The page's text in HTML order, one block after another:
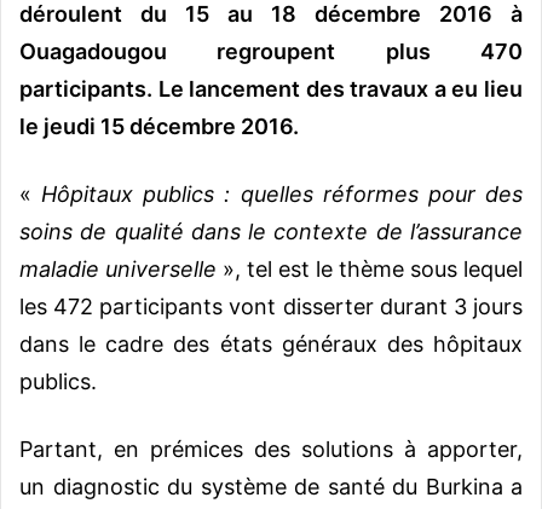
déroulent du 15 au 18 décembre 2016 à
Ouagadougou regroupent plus 470
participants. Le lancement des travaux a eu lieu
le jeudi 15 décembre 2016.
«Hôpitaux publics : quelles réformes pour des
soins de qualité dans le contexte de l’assurance
maladie universelle », tel est le thème sous lequel
les 472 participants vont disserter durant 3 jours
dans le cadre des états généraux des hôpitaux
publics.
Partant, en prémices des solutions à apporter,
un diagnostic du système de santé du Burkina a